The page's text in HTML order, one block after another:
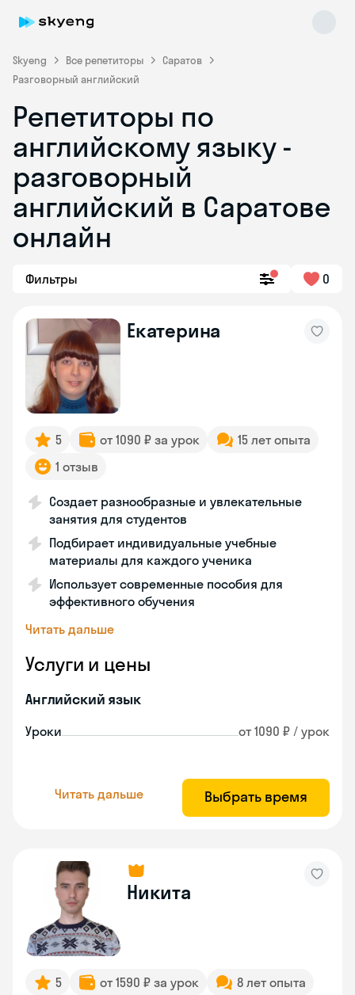
Skyeng Все репетиторы
Саратов
Разговорный английский
Репетиторы по
английскому языку -
разговорный
английский в Саратове
онлайн
Фильтры 0
Екатерина
5 от 1090 ₽ за урок
15 лет опыта
1 отзыв
Создает разнообразные и увлекательные
занятия для студентов
Подбирает индивидуальные учебные
материалы для каждого ученика
Использует современные пособия для
эффективного обучения
Читать дальше
Услуги и цены
Английский язык
Уроки от 1090 ₽ / урок
Читать дальше Выбрать время
Никита
5 от 1590 ₽ за урок
8 лет опыта
Skyeng Chat